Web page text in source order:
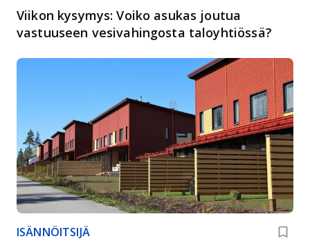
Viikon kysymys: Voiko asukas joutua
vastuuseen vesivahingosta taloyhtiössä?
ISÄNNÖITSIJÄ